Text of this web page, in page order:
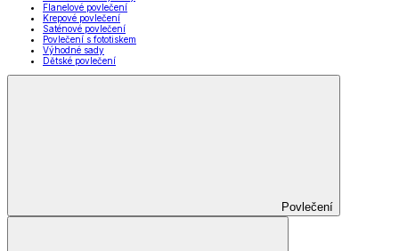
Flanelové povlečení
Krepové povlečení
Saténové povlečení
Povlečení s fototiskem
Výhodné sady
Dětské povlečení
Povlečení